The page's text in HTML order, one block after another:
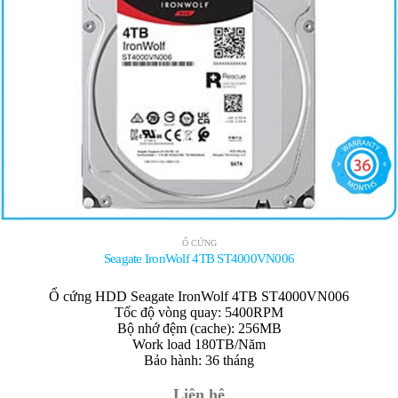
Ổ CỨNG
Seagate IronWolf 4TB ST4000VN006
Ổ cứng HDD Seagate IronWolf 4TB ST4000VN006
Tốc độ vòng quay: 5400RPM
Bộ nhớ đệm (cache): 256MB
Work load 180TB/Năm
Bảo hành: 36 tháng